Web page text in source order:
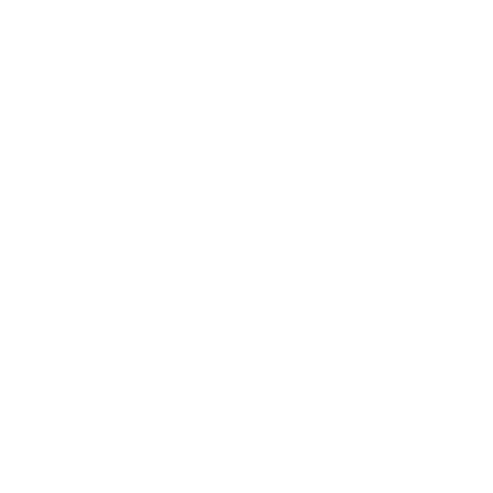
putovanja ili snimanja sadržaja za
za sljedeće letove i tako osigurati gotovo
kompatibilnosti s dronom, idealna je kao